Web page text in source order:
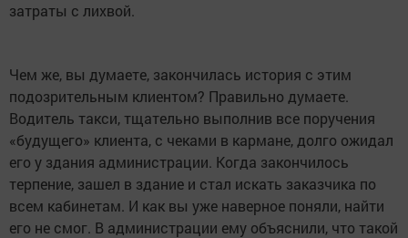
затраты с лихвой.
Чем же, вы думаете, закончилась история с этим
подозрительным клиентом? Правильно думаете.
Водитель такси, тщательно выполнив все поручения
«будущего» клиента, с чеками в кармане, долго ожидал
его у здания администрации. Когда закончилось
терпение, зашел в здание и стал искать заказчика по
всем кабинетам. И как вы уже наверное поняли, найти
его не смог. В администрации ему объяснили, что такой